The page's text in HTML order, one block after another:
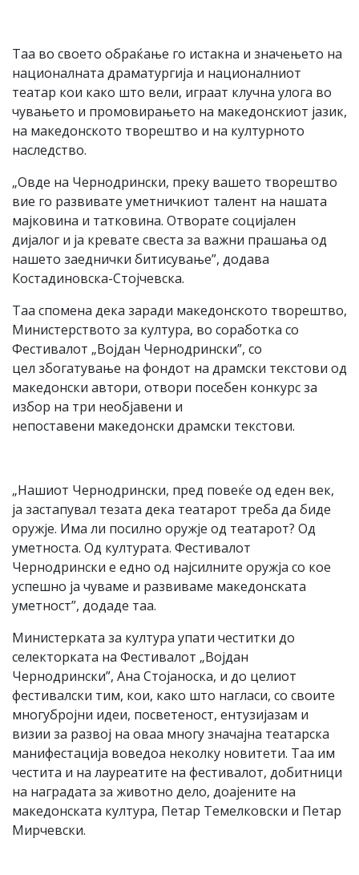
Таа во своето обраќање го истакна и значењето на
националната драматургија и националниот
театар кои како што вели, играат клучна улога во
чувањето и промовирањето на македонскиот јазик,
на македонското творештво и на културното
наследство.
„Овде на Чернодрински, преку вашето творештво
вие го развивате уметничкиот талент на нашата
мајковина и татковина. Отворате социјален
дијалог и ја кревате свеста за важни прашања од
нашето заеднички битисување”, додава
Костадиновска-Стојчевска.
Таа спомена дека заради македонското творештво,
Министерството за култура, во соработка со
Фестивалот „Војдан Чернодрински”, со
цел збогатување на фондот на драмски текстови од
македонски автори, отвори посебен конкурс за
избор на три необјавени и
непоставени македонски драмски текстови.
„Нашиот Чернодрински, пред повеќе од еден век,
ја застапувал тезата дека театарот треба да биде
оружје. Има ли посилно оружје од театарот? Од
уметноста. Од културата. Фестивалот
Чернодрински е едно од најсилните оружја со кое
успешно ја чуваме и развиваме македонската
уметност”, додаде таа.
Министерката за култура упати честитки до
селекторката на Фестивалот „Војдан
Чернодрински”, Ана Стојаноска, и до целиот
фестивалски тим, кои, како што нагласи, со своите
многубројни идеи, посветеност, ентузијазам и
визии за развој на оваа многу значајна театарска
манифестација воведоа неколку новитети. Таа им
честита и на лауреатите на фестивалот, добитници
на наградата за животно дело, доајените на
македонската култура, Петар Темелковски и Петар
Мирчевски.